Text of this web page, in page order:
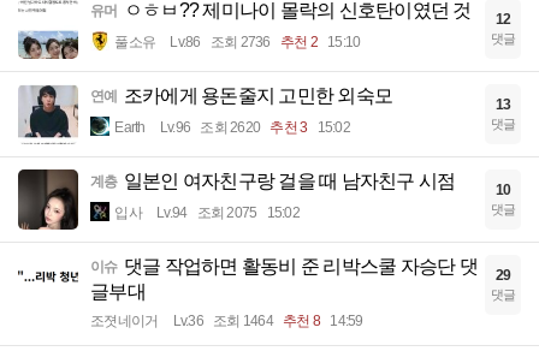
유머 ㅇㅎㅂ?? 제미나이 몰락의 신호탄이였던 것
풀소유 Lv.86 조회 2736 추천 2 15:10
12
댓글
연예 조카에게 용돈줄지 고민한 외숙모
Earth Lv.96 조회 2620 추천 3 15:02
13
댓글
계층 일본인 여자친구랑 걸을 때 남자친구 시점
입사 Lv.94 조회 2075 15:02
10
댓글
이슈 댓글 작업하면 활동비 준 리박스쿨 자승단 댓
글부대
조졋네이거 Lv.36 조회 1464 추천 8 14:59
29
댓글